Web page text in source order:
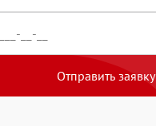
Отправить заявку